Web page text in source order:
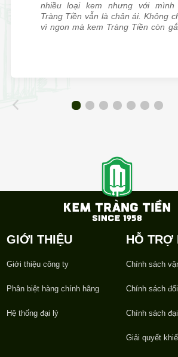
nhiều loại kem nhưng với mình
Tràng Tiền vẫn là chân ái. Không
vì ngon mà kem Tràng Tiền còn
GIỚI THIỆU
Giới thiệu công ty
Phân biệt hàng chính hãng
Hệ thống đại lý
HỖ TRỢ
Chính sách
Chính sách
Chính sách
Giải quyết